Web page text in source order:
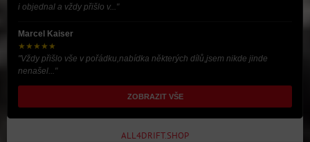
i objednal a vždy přišlo v..."
Marcel Kaiser
★★★★★
"Vždy přišlo vše v pořádku,nabídka některých dílů,jsem nikde jinde
nenašel..."
ZOBRAZIT VŠE
ALL4DRIFT.SHOP